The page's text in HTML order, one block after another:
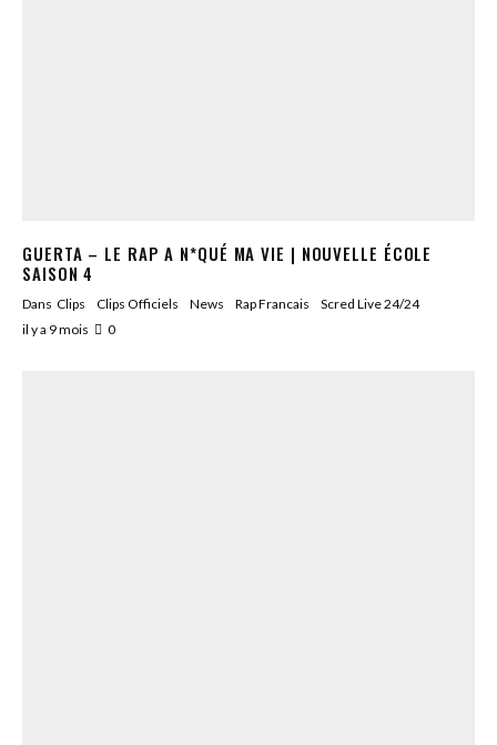
GUERTA – LE RAP A N*QUÉ MA VIE | NOUVELLE ÉCOLE
SAISON 4
Dans Clips Clips Officiels News Rap Francais
Scred Live 24/24
il y a 9 mois
0